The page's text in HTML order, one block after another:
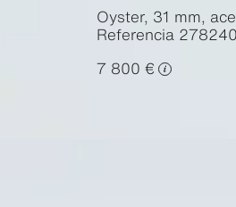
Oyster, 31 mm,
Referencia 278240
7 800 €